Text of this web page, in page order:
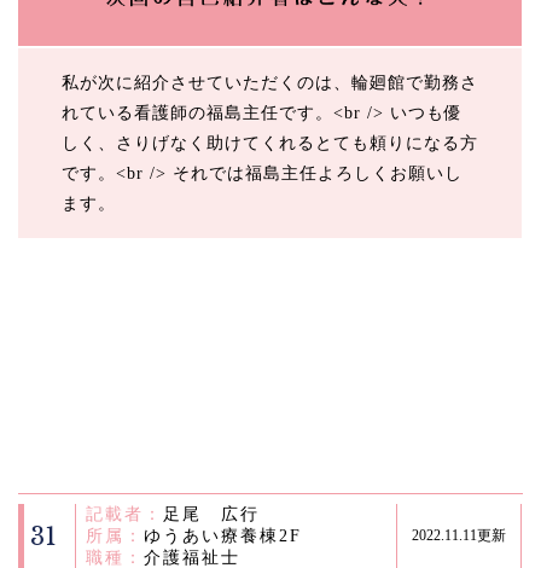
私が次に紹介させていただくのは、輪廻館で勤務さ
れている看護師の福島主任です。<br /> いつも優
しく、さりげなく助けてくれるとても頼りになる方
です。<br /> それでは福島主任よろしくお願いし
ます。
31
記載者：
足尾 広行
所属： ゆうあい療養棟2F
職種：介護福祉士
2022.11.11更新